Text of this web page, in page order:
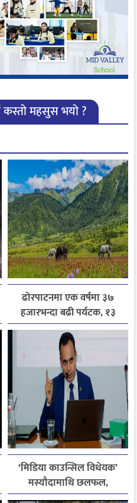
कस्तो महसुस भयो ?
ढोरपाटनमा एक वर्षमा ३७
हजारभन्दा बढी पर्यटक, १३
हजारले बढ्यो आगमन
‘मिडिया काउन्सिल विधेयक’
मस्यौदामाथि छलफल,
एआईदेखि पत्रकारको